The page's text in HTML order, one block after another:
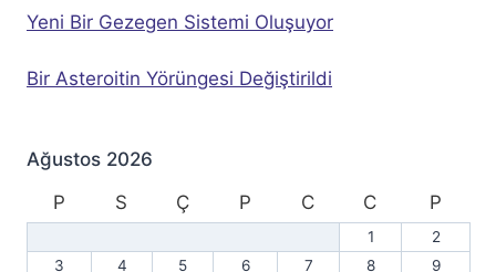
Yeni Bir Gezegen Sistemi Oluşuyor
Bir Asteroitin Yörüngesi Değiştirildi
Ağustos 2026
P
S Ç P C C P
1
2
3
4 5 6 7 8
9